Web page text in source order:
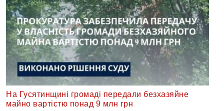
На Гусятинщині громаді передали безхазяйне
майно вартістю понад 9 млн грн